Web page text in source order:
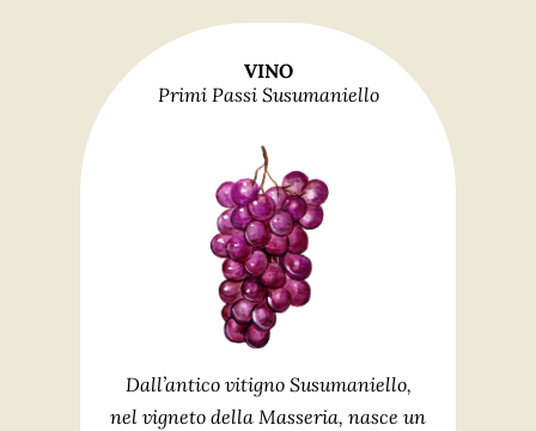
VINO
Primi Passi Susumaniello
Dall’antico vitigno Susumaniello,
nel vigneto della Masseria, nasce un